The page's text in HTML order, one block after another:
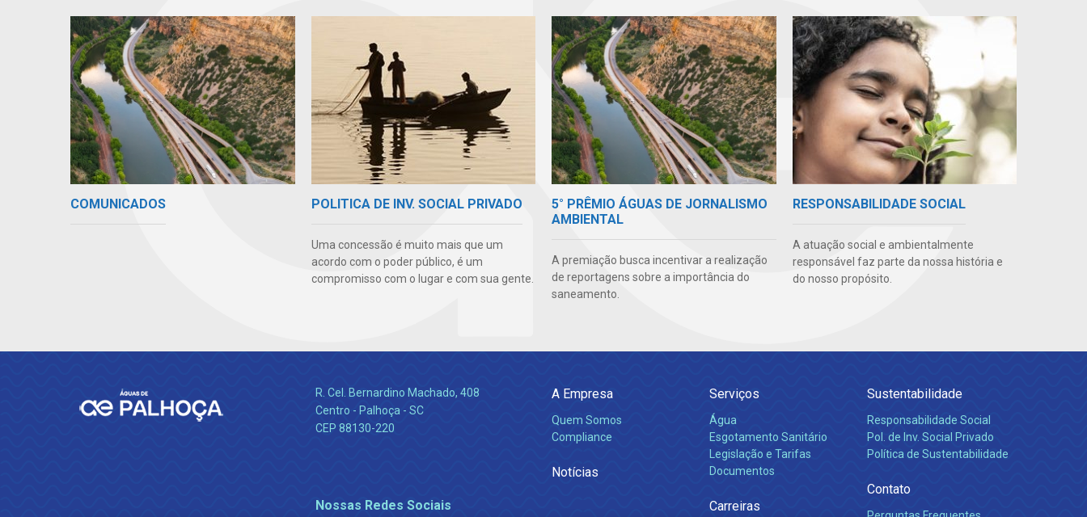
COMUNICADOS POLITICA DE INV. SOCIAL PRIVADO
Uma concessão é muito mais que um
acordo com o poder público, é um
compromisso com o lugar e com sua gente.
5° PRÊMIO ÁGUAS DE JORNALISMO
AMBIENTAL
A premiação busca incentivar a realização
de reportagens sobre a importância do
saneamento.
RESPONSABILIDADE SOCIAL
A atuação social e ambientalmente
responsável faz parte da nossa história e
do nosso propósito.
R. Cel. Bernardino Machado, 408
Centro - Palhoça - SC
CEP 88130-220
Nossas Redes Sociais
A Empresa
Quem Somos
Compliance
Notícias
Serviços
Água
Esgotamento Sanitário
Legislação e Tarifas
Documentos
Carreiras
Sustentabilidade
Responsabilidade Social
Pol. de Inv. Social Privado
Política de Sustentabilidade
Contato